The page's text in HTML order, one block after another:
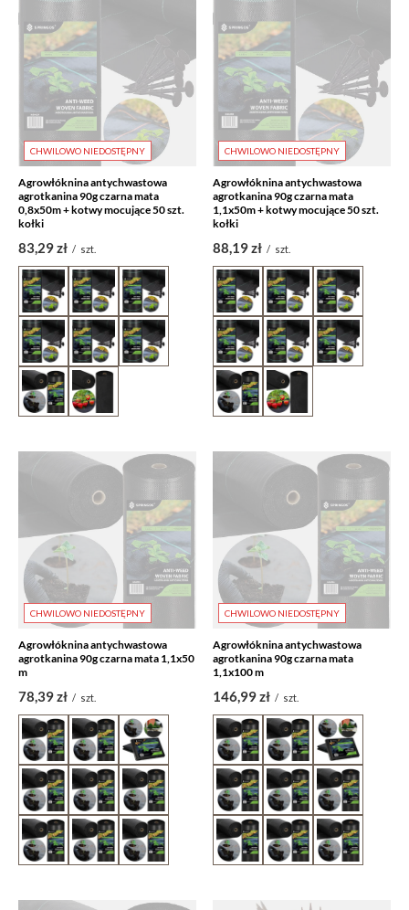
CHWILOWO NIEDOSTĘPNY
Agrowłóknina antychwastowa
agrotkanina 90g czarna mata
0,8x50m + kotwy mocujące 50 szt.
kołki
83,29 zł / szt.
CHWILOWO NIEDOSTĘPNY
Agrowłóknina antychwastowa
agrotkanina 90g czarna mata
1,1x50m + kotwy mocujące 50 szt.
kołki
88,19 zł / szt.
CHWILOWO NIEDOSTĘPNY
Agrowłóknina antychwastowa
agrotkanina 90g czarna mata 1,1x50
m
78,39 zł / szt.
CHWILOWO NIEDOSTĘPNY
Agrowłóknina antychwastowa
agrotkanina 90g czarna mata
1,1x100 m
146,99 zł / szt.